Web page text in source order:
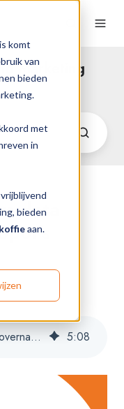
komt
van
bieden
met
in
bieden
koffieaan.
Marketing
data
Data management vs data governance & HubSpot's gebruikersrechten 5:08